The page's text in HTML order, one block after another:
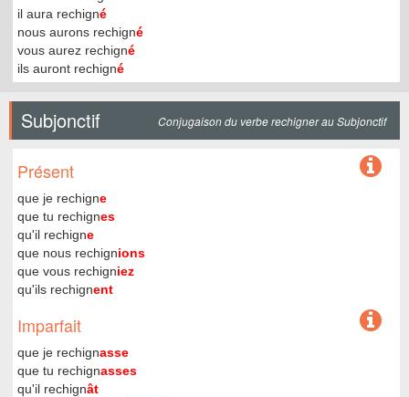
il aura rechigné
nous aurons rechigné
vous aurez rechigné
ils auront rechigné
Subjonctif Conjugaison du verbe rechigner au Subjonctif
Présent
que je rechigne
que tu rechignes
qu'il rechigne
que nous rechignions
que vous rechigniez
qu'ils rechignent
Imparfait
que je rechignasse
que tu rechignasses
qu'il rechignât